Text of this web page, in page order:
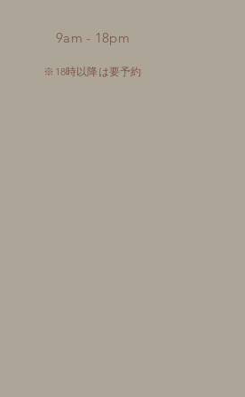
9am - 18pm
※18時以降は要予約